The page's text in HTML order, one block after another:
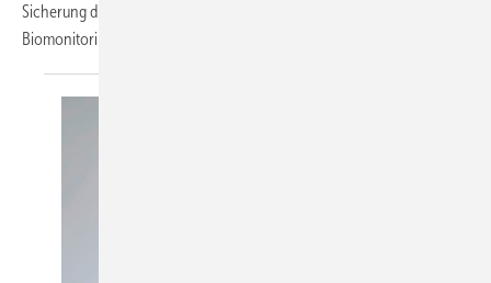
Sicherung der Qualität kommt daher im gesamten Workflow des
Biomonitorings eine fundamentale Bedeutung zu. Thomas